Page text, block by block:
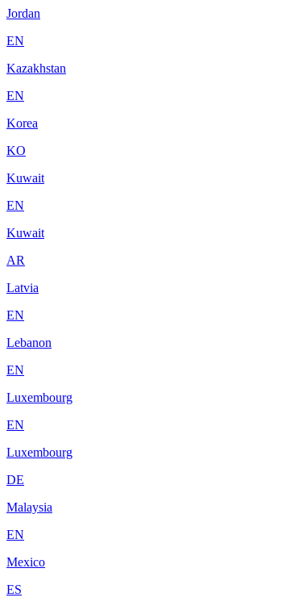
Jordan
EN
Kazakhstan
EN
Korea
KO
Kuwait
EN
Kuwait
AR
Latvia
EN
Lebanon
EN
Luxembourg
EN
Luxembourg
DE
Malaysia
EN
Mexico
ES